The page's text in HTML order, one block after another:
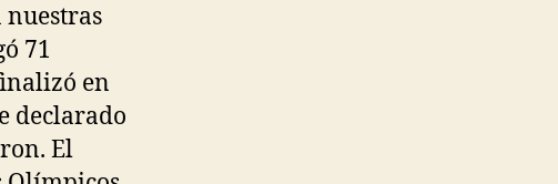
nuestras
71
en
declarado
El